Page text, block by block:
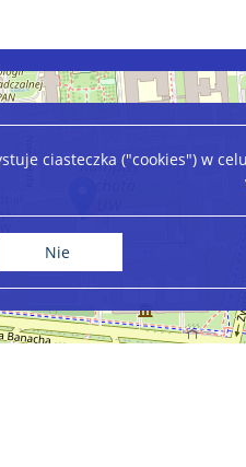
ciasteczka ("cookies") w
Nie